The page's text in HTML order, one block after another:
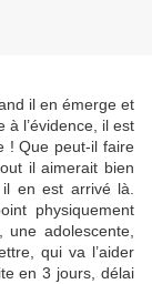
il en émerge et
à l’évidence, il est
! Que peut-il faire
il aimerait bien
en est arrivé là.
physiquement
adolescente,
qui va l’aider
en 3 jours, délai